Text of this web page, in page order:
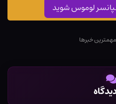
لوموس شوید
مهمترین خبرها